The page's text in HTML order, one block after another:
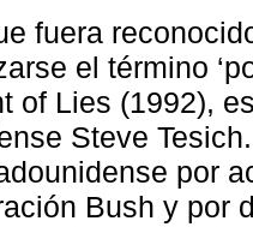
fuera
el término
of Lies (1992),
Steve
por
Bush y por